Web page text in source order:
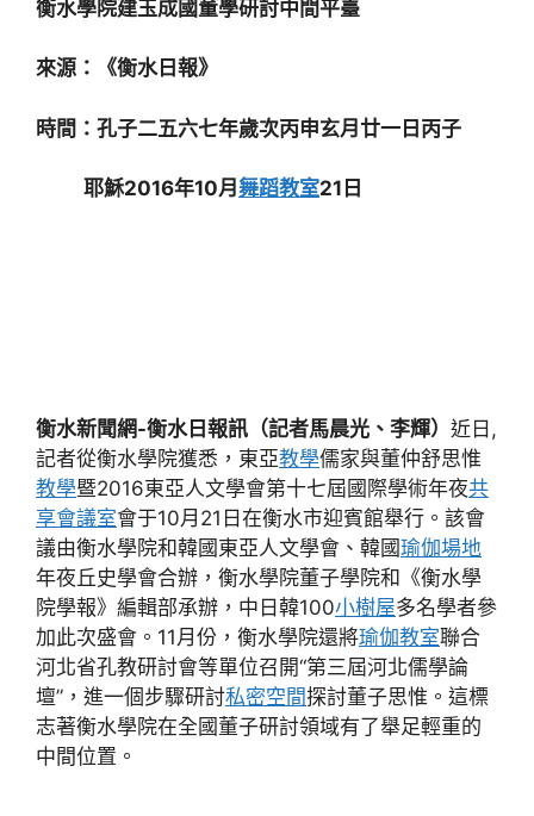
衡水學院建玉成國董學研討中間平臺
來源：《衡水日報》
時間：孔子二五六七年歲次丙申玄月廿一日丙子
耶穌2016年10月 舞蹈教室21日
衡水新聞網-衡水日報訊（記者馬晨光、李輝） 近日,
記者從衡水學院獲悉，東亞教學儒家與董仲舒思惟
教學暨2016東亞人文學會第十七屆國際學術年夜共
享會議室會于10月21日在衡水市迎賓館舉行。該會
議由衡水學院和韓國東亞人文學會、韓國瑜伽場地
年夜丘史學會合辦，衡水學院董子學院和《衡水學
院學報》編輯部承辦，中日韓100小樹屋多名學者參
加此次盛會。11月份，衡水學院還將瑜伽教室聯合
河北省孔教研討會等單位召開“第三屆河北儒學論
壇”，進一個步驟研討私密空間探討董子思惟。這標
志著衡水學院在全國董子研討領域有了舉足輕重的
中間位置。